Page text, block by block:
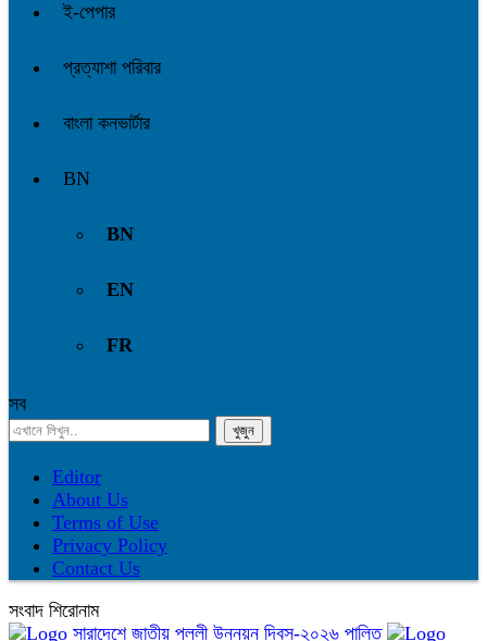
ই-পেপার
প্রত্যাশা পরিবার
বাংলা কনভার্টার
BN
BN
EN
FR
সব
Editor
About Us
Terms of Use
Privacy Policy
Contact Us
সংবাদ শিরোনাম
সারাদেশে জাতীয় পল্লী উন্নয়ন দিবস-২০২৬ পালিত